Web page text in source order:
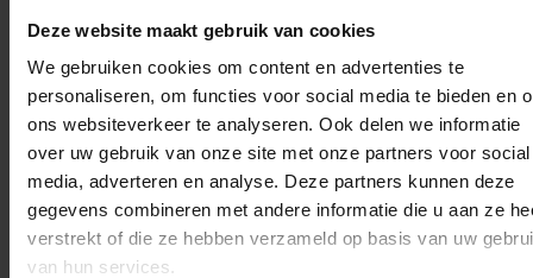
Deze website maakt gebruik van cookies
We gebruiken cookies om content en advertenties te
personaliseren, om functies voor social media te bieden en
ons websiteverkeer te analyseren. Ook delen we informatie
over uw gebruik van onze site met onze partners voor social
media, adverteren en analyse. Deze partners kunnen deze
gegevens combineren met andere informatie die u aan ze
verstrekt of die ze hebben verzameld op basis van uw
van hun services.
CONTACTFORMULIER
Binnen 1 werkdag antwoord
Opdrachtgevers over Kinnef: